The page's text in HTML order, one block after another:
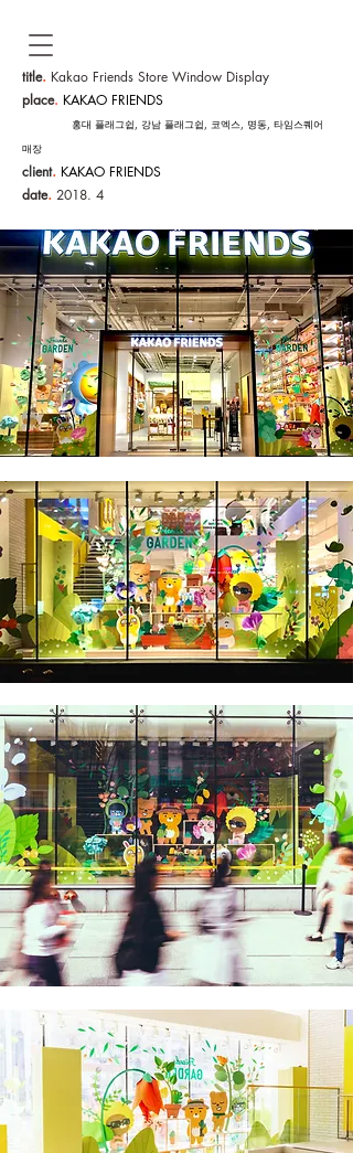
title. Kakao Friends Store Window Display
place. KAKAO FRIENDS
홍대 플래그쉽, 강남 플래그쉽, 코엑스, 명동, 타임스퀘어
매장
client. KAKAO FRIENDS
date. 2018. 4